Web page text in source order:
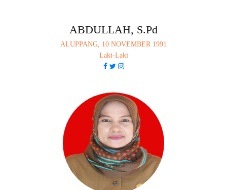
ABDULLAH, S.Pd
ALUPPANG, 10 NOVEMBER 1991
Laki-Laki